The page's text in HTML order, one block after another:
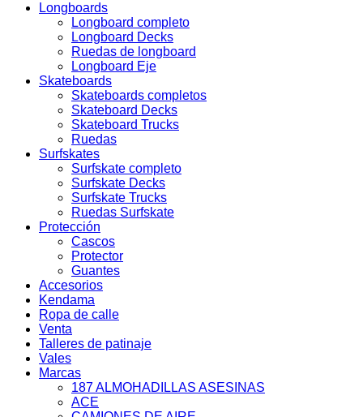
Longboards
Longboard completo
Longboard Decks
Ruedas de longboard
Longboard Eje
Skateboards
Skateboards completos
Skateboard Decks
Skateboard Trucks
Ruedas
Surfskates
Surfskate completo
Surfskate Decks
Surfskate Trucks
Ruedas Surfskate
Protección
Cascos
Protector
Guantes
Accesorios
Kendama
Ropa de calle
Venta
Talleres de patinaje
Vales
Marcas
187 ALMOHADILLAS ASESINAS
ACE